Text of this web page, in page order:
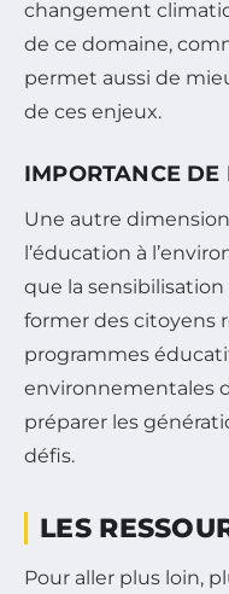
changement
de ce domaine,
permet aussi de
de ces enjeux.
IMPORTANCE DE
Une autre
l’éducation à
que la
former des citoyens
programmes
environnementales
préparer les
défis.
LES
Pour aller plus loin,